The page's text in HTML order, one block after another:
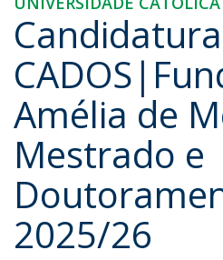
Amélia de
Mestrado e
2025/26